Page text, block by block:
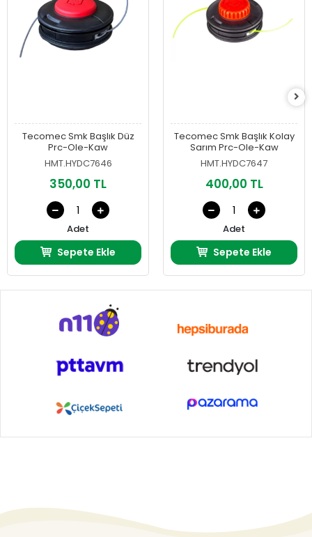
Tecomec Smk Başlık Düz
Prc-Ole-Kaw
HMT.HYDC7646
350,00 TL
Adet
Sepete Ekle
Tecomec Smk Başlık Kolay
Sarım Prc-Ole-Kaw
HMT.HYDC7647
400,00 TL
Adet
Sepete Ekle